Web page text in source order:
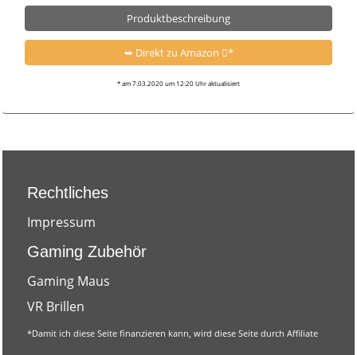
Produktbeschreibung
➥ Direkt zu Amazon *
* am 7.03.2020 um 12:20 Uhr aktualisiert
Rechtliches
Impressum
Gaming Zubehör
Gaming Maus
VR Brillen
*Damit ich diese Seite finanzieren kann, wird diese Seite durch Affiliate